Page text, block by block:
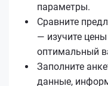
параметры.
Сравните
— изучите
оптимальный
Заполните
данные,